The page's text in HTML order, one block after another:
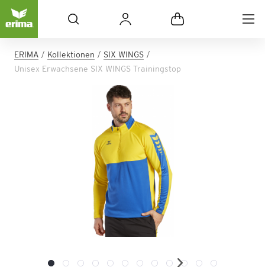
ERIMA Kollektionen
SIX WINGS
Unisex Erwachsene SIX WINGS Trainingstop